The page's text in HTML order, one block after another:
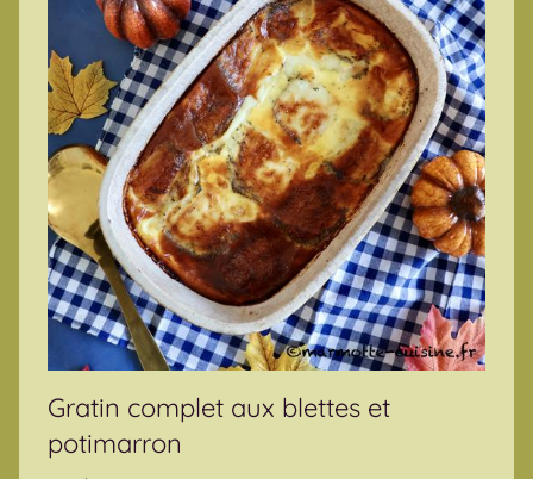
Gratin complet aux blettes et
potimarron